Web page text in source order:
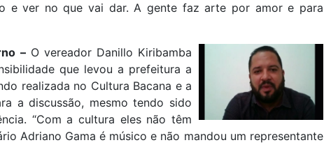
e ver no que vai dar. A gente faz arte por amor e para
–O vereador Danillo Kiribamba
que levou a prefeitura a
realizada no Cultura Bacana e a
a discussão, mesmo tendo sido
“Com a cultura eles não têm
Adriano Gama é músico e não mandou um representante